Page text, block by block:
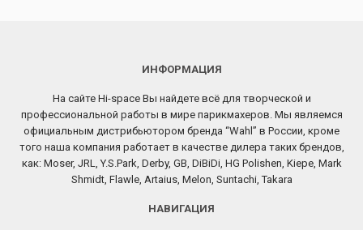
ИНФОРМАЦИЯ
На сайте Hi-space Вы найдете всё для творческой и
профессиональной работы в мире парикмахеров. Мы являемся
официальным дистрибьютором бренда “Wahl” в России, кроме
того наша компания работает в качестве дилера таких брендов,
как: Moser, JRL, Y.S.Park, Derby, GB, DiBiDi, HG Polishen, Kiepe, Mark
Shmidt, Flawle, Artaius, Melon, Suntachi, Takara
НАВИГАЦИЯ